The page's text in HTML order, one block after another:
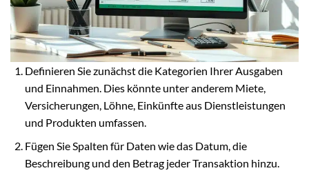
Definieren Sie zunächst die Kategorien Ihrer Ausgaben
und Einnahmen. Dies könnte unter anderem Miete,
Versicherungen, Löhne, Einkünfte aus Dienstleistungen
und Produkten umfassen.
Fügen Sie Spalten für Daten wie das Datum, die
Beschreibung und den Betrag jeder Transaktion hinzu.